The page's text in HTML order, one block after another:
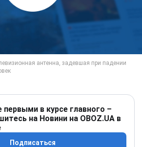
первыми в курсе главного –
на Новини на OBOZ.UA в
Подписаться